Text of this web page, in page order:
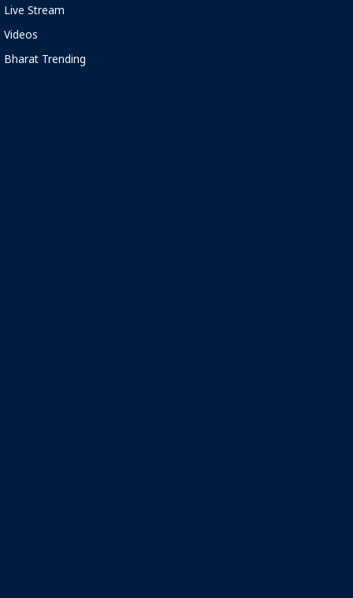
Live Stream
Videos
Bharat Trending